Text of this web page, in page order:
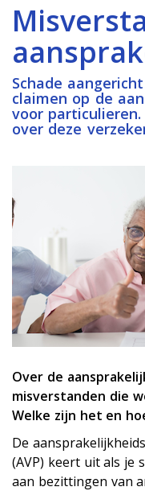
Schade
claimen op de
voor
over deze
Over de
misverstanden die
Welke zijn het en
De
(AVP) keert uit als je
aan bezittingen van